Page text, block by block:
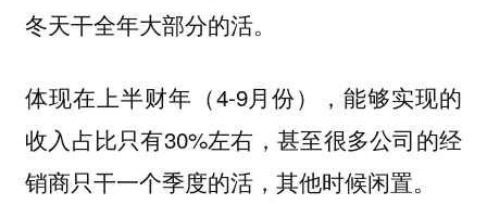
冬天干全年大部分的活。
体现在上半财年（4-9月份），能够实现的
收入占比只有30%左右，甚至很多公司的经
销商只干一个季度的活，其他时候闲置。